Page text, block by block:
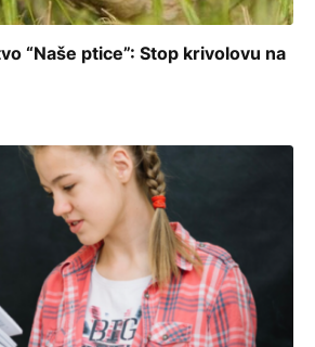
“Naše ptice”: Stop krivolovu na